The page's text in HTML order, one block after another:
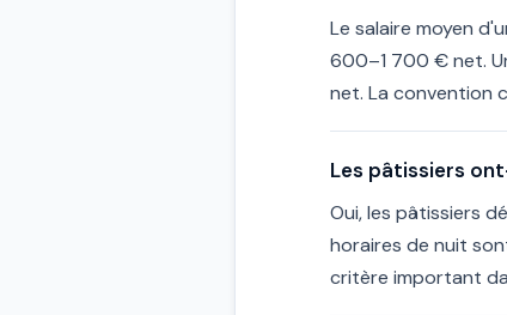
Le salaire moyen
600–1 700 € net.
net. La convention
Les pâtissiers
Oui, les pâtissiers
horaires de nuit
critère important